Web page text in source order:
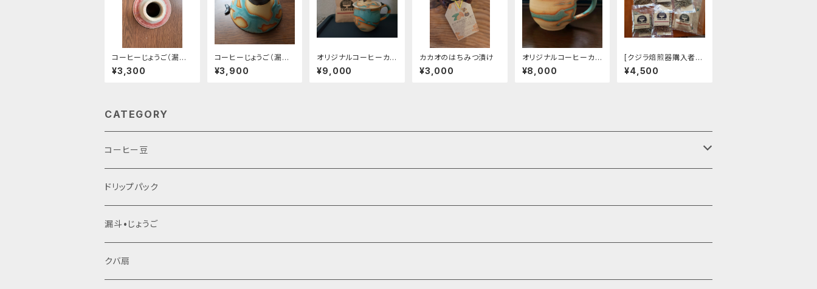
コーヒーじょうご（漏斗、
生豆流し）赤
¥3,300
コーヒーじょうご（漏斗、
生豆流し）くじらのしっ
ぽ付き
¥3,900
オリジナルコーヒーカッ
プ
¥9,000
カカオのはちみつ漬け
¥3,000
オリジナルコーヒーカッ
プ 大
¥8,000
[クジラ焙煎器購入者様
限定]生豆セット100g×
5種類
¥4,500
CATEGORY
コーヒー豆
生豆
焙煎豆
ドリップパック
漏斗•じょうご
クバ扇